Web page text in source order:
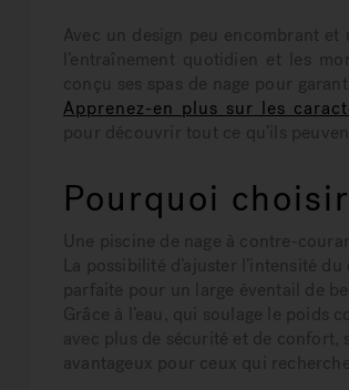
Avec un design peu encombrant
l’entraînement quotidien et les
conçu ses spas de nage pour
Apprenez-en plus sur les
pour découvrir tout ce qu’ils
Pourquoi
Une piscine de nage à contre-
La possibilité d’ajuster l’intensité
parfaite pour un large éventail de
Grâce à l’eau, qui soulage le poids
avec plus de sécurité et de confort,
avantageux pour ceux qui